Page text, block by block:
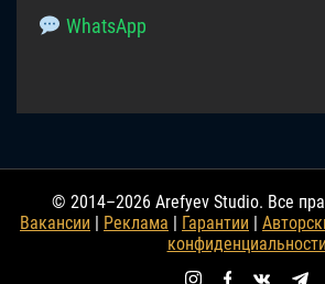
WhatsApp
© 2014–2026 Arefyev Studio. Все
Вакансии | Реклама | Гарантии |
конфиденциальности